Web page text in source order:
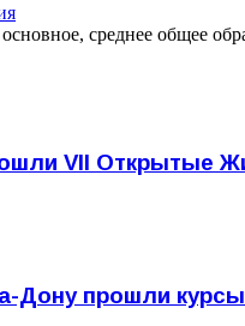
среднее общее
VII Открытые
Дону прошли